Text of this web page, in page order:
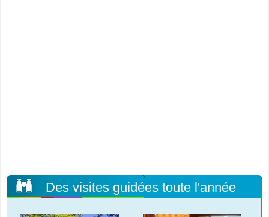
Des visites guidées toute l'année